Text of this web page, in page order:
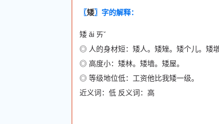
〖矮〗字的解释：
矮 ǎi ㄞˇ
◎ 人的身材短：矮人。矮矬。矮个儿。矮墩
◎ 高度小：矮林。矮墙。矮屋。
◎ 等级地位低：工资他比我矮一级。
近义词：低 反义词：高